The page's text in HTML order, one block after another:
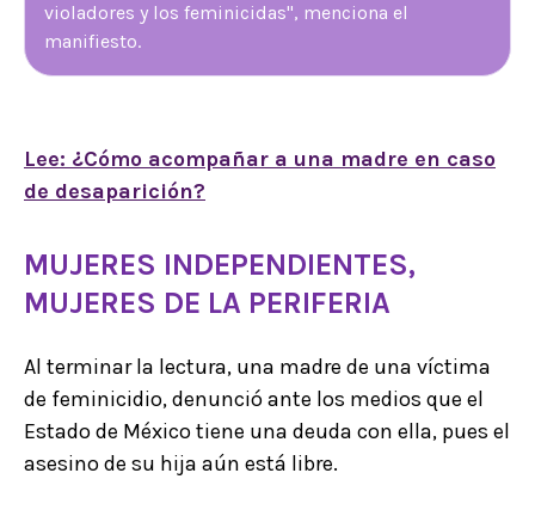
violadores y los feminicidas", menciona el
manifiesto.
Lee: ¿Cómo acompañar a una madre en caso
de desaparición?
MUJERES INDEPENDIENTES,
MUJERES DE LA PERIFERIA
Al terminar la lectura, una madre de una víctima
de feminicidio, denunció ante los medios que el
Estado de México tiene una deuda con ella, pues el
asesino de su hija aún está libre.